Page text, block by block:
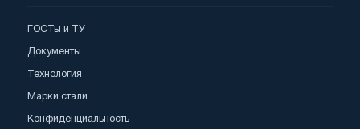
ГОСТы и ТУ
Документы
Технология
Марки стали
Конфиденциальность